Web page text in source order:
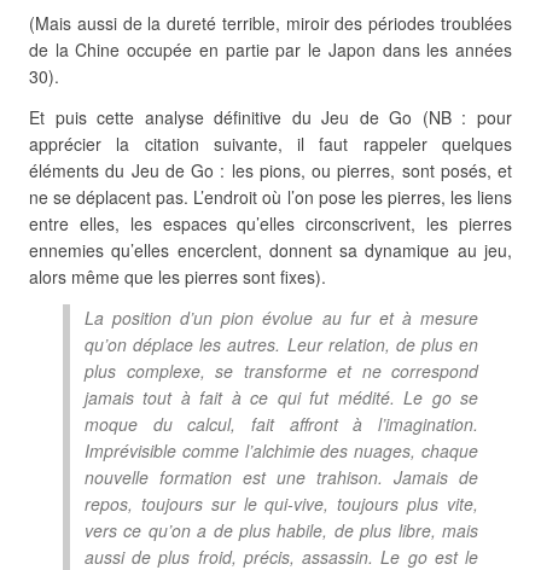
(Mais aussi de la dureté terrible, miroir des périodes troublées
de la Chine occupée en partie par le Japon dans les années
30).
Et puis cette analyse définitive du Jeu de Go (NB : pour
apprécier la citation suivante, il faut rappeler quelques
éléments du Jeu de Go : les pions, ou pierres, sont posés, et
ne se déplacent pas. L’endroit où l’on pose les pierres, les liens
entre elles, les espaces qu’elles circonscrivent, les pierres
ennemies qu’elles encerclent, donnent sa dynamique au jeu,
alors même que les pierres sont fixes).
La position d’un pion évolue au fur et à mesure
qu’on déplace les autres. Leur relation, de plus en
plus complexe, se transforme et ne correspond
jamais tout à fait à ce qui fut médité. Le go se
moque du calcul, fait affront à l’imagination.
Imprévisible comme l’alchimie des nuages, chaque
nouvelle formation est une trahison. Jamais de
repos, toujours sur le qui-vive, toujours plus vite,
vers ce qu’on a de plus habile, de plus libre, mais
aussi de plus froid, précis, assassin. Le go est le